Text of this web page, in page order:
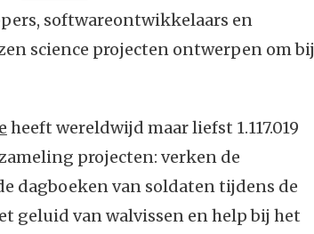
softwareontwikkelaars en
science projecten ontwerpen om bij
heeft wereldwijd maar liefst 1.117.019
projecten: verken de
dagboeken van soldaten tijdens de
geluid van walvissen en help bij het